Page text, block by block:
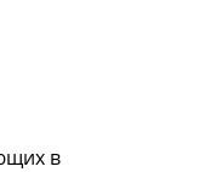
в